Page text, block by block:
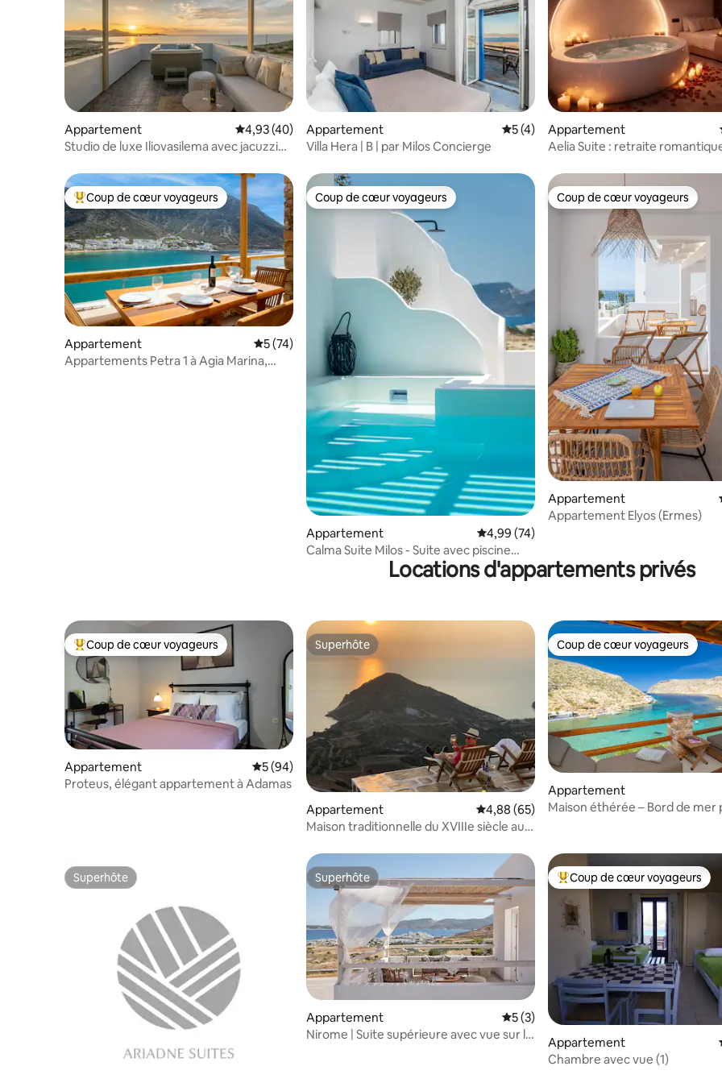
Appartement Évaluation moyenne sur la base de 40 commentaires : 4,93 sur 5
4,93 (40)
Studio de luxe Iliovasilema avec jacuzzi
Appartement Évaluation moyenne sur la base de 4
5 (4)
Villa Hera | B | par Milos Concierge
Appartement
Aelia Suite : retraite
Coups de cœur voyageurs les plus appréciés
Coup de cœur voyageurs
Appartement Évaluation moyenne sur la base de 74 commentaires : 5 sur 5
5 (74)
Appartements Petra 1 à Agia Marina,
Coup de cœur voyageurs
Coup de cœur voyageurs
Appartement Évaluation moyenne sur la base de 74
4,99 (74)
Calma Suite Milos - Suite avec piscine
Coup de cœur voyageurs
Coup de cœur voyageurs
Appartement
Appartement Elyos (Ermes)
Locations d'appartements privés
Coups de cœur voyageurs les plus appréciés
Coup de cœur voyageurs
Appartement Évaluation moyenne sur la base de 94 commentaires : 5 sur 5
5 (94)
Proteus, élégant appartement à Adamas
Superhôte
Superhôte
Appartement Évaluation moyenne sur la base de 65
4,88 (65)
Maison traditionnelle du XVIIIe siècle au
Coup de cœur voyageurs
Coup de cœur voyageurs
Appartement
Maison éthérée – Bord de mer
Superhôte
Superhôte Superhôte
Superhôte
Appartement Évaluation moyenne sur la base de 3
5 (3)
Nirome | Suite supérieure avec vue sur la
Coups de cœur voyageurs les
Coup de cœur voyageurs
Appartement
Chambre avec vue (1)